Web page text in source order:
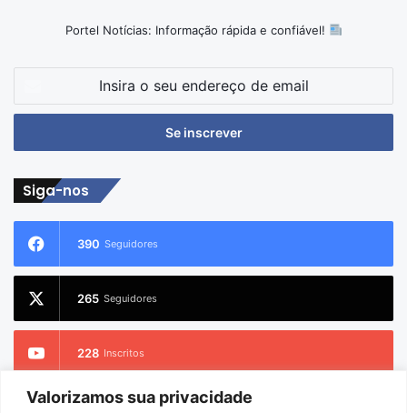
Valorizamos sua privacidade
Portel Notícias: Informação rápida e confiável!
seu
de
Siga-nos
390 Seguidores
265 Seguidores
228 Inscritos
2.733 Seguidores